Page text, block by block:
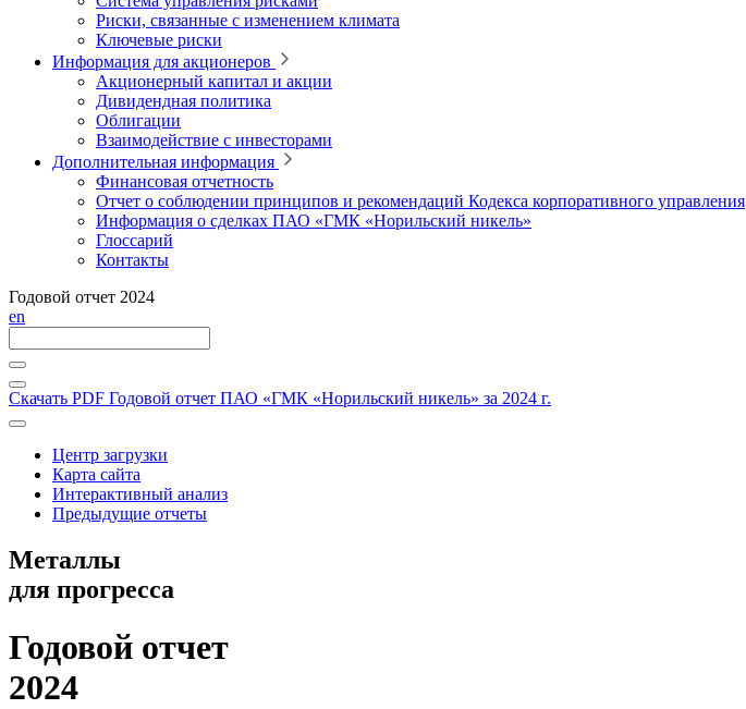
Риски, связанные с изменением климата
Ключевые риски
Информация для акционеров
Акционерный капитал и акции
Дивидендная политика
Облигации
Взаимодействие с инвесторами
Дополнительная информация
Финансовая отчетность
Отчет о соблюдении принципов и рекомендаций Кодекса корпоративного управления
Информация о сделках ПАО «ГМК «Норильский никель»
Глоссарий
Контакты
Годовой отчет 2024
en
Скачать PDF Годовой отчет ПАО «ГМК «Норильский никель» за 2024 г.
Центр загрузки
Карта сайта
Интерактивный анализ
Предыдущие отчеты
Металлы
для прогресса
Годовой отчет
2024